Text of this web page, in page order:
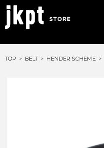
TOP BELT HENDER SCHEME